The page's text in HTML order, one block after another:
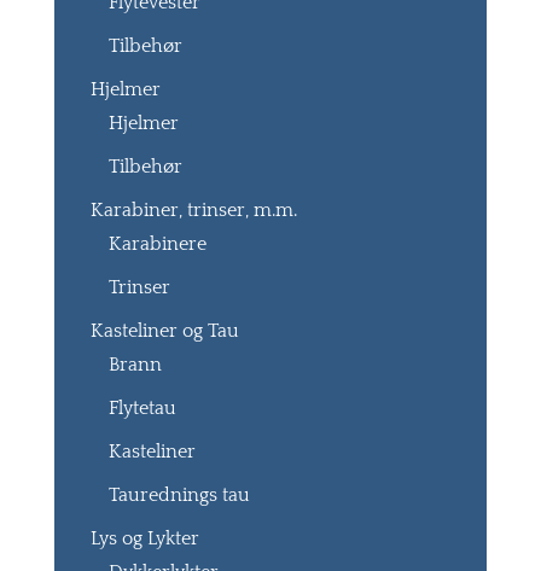
Tilbehør
Hjelmer
Hjelmer
Tilbehør
Karabiner, trinser, m.m.
Karabinere
Trinser
Kasteliner og Tau
Brann
Flytetau
Kasteliner
Taurednings tau
Lys og Lykter